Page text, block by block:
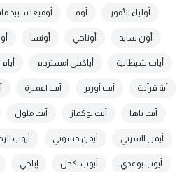
أولياء الأمور أوم أوميغا سبيد
أون سايد أوناحي أونسا
أيات شيطانية أياكس امستردم
أية قرآنية أيت أورير أيت اعميرة
أيت باها أيت بوكماز أيت ملول
أيمن السرتي أيمن حسوني أيوب
أيوب بوعدي أيوب لكحل إباحي